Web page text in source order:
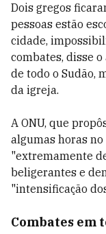
Dois gregos
pessoas estão
cidade,
combates, disse
de todo o Sudão,
da igreja.
A ONU, que
algumas horas
"extremamente
beligerantes e
"intensificação
Combates em